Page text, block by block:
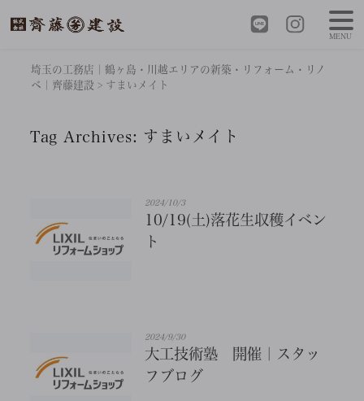
埼玉の工務店｜鶴ヶ島・川越エリアの新築・リフォーム・リノ
ベ｜齊藤建設 > すまいメイト
Tag Archives: すまいメイト
2024/10/3
10/19(土)落花生収穫イベン
ト
2024/9/30
大工技術塾 開催｜スタッ
フブログ
MENU